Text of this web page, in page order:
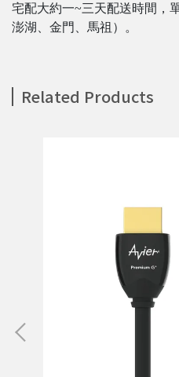
宅配大約一~三天配送時間，
澎湖、金門、馬祖）。
Related Products